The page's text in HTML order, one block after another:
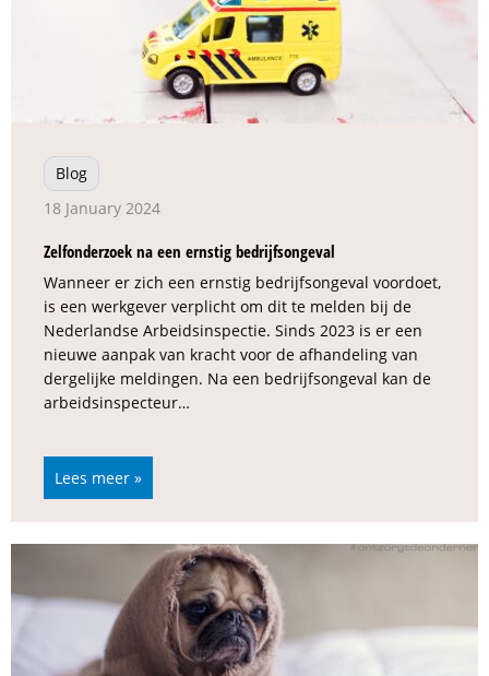
Blog
18 January 2024
Zelfonderzoek na een ernstig bedrijfsongeval
Wanneer er zich een ernstig bedrijfsongeval voordoet,
is een werkgever verplicht om dit te melden bij de
Nederlandse Arbeidsinspectie. Sinds 2023 is er een
nieuwe aanpak van kracht voor de afhandeling van
dergelijke meldingen. Na een bedrijfsongeval kan de
arbeidsinspecteur…
Lees meer »